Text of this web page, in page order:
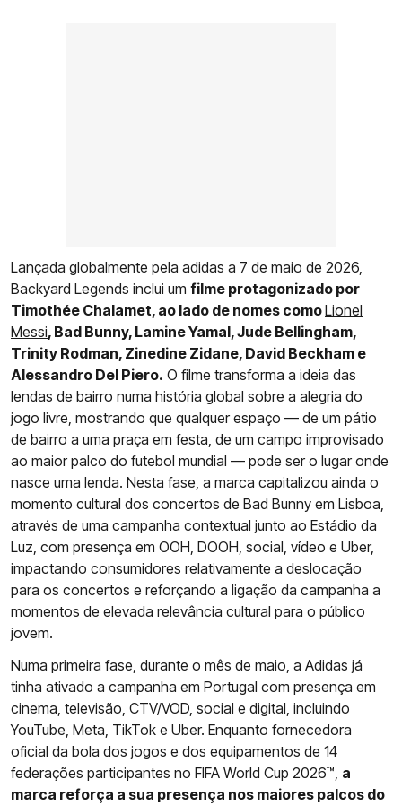
Lançada globalmente pela adidas a 7 de maio de 2026,
Backyard Legends inclui um filme protagonizado por
Timothée Chalamet, ao lado de nomes comoLionel
Messi, Bad Bunny, Lamine Yamal, Jude Bellingham,
Trinity Rodman, Zinedine Zidane, David Beckham e
Alessandro Del Piero. O filme transforma a ideia das
lendas de bairro numa história global sobre a alegria do
jogo livre, mostrando que qualquer espaço — de um pátio
de bairro a uma praça em festa, de um campo improvisado
ao maior palco do futebol mundial — pode ser o lugar onde
nasce uma lenda. Nesta fase, a marca capitalizou ainda o
momento cultural dos concertos de Bad Bunny em Lisboa,
através de uma campanha contextual junto ao Estádio da
Luz, com presença em OOH, DOOH, social, vídeo e Uber,
impactando consumidores relativamente a deslocação
para os concertos e reforçando a ligação da campanha a
momentos de elevada relevância cultural para o público
jovem.
Numa primeira fase, durante o mês de maio, a Adidas já
tinha ativado a campanha em Portugal com presença em
cinema, televisão, CTV/VOD, social e digital, incluindo
YouTube, Meta, TikTok e Uber. Enquanto fornecedora
oficial da bola dos jogos e dos equipamentos de 14
federações participantes no FIFA World Cup 2026™, a
marca reforça a sua presença nos maiores palcos do